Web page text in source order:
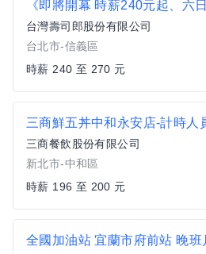
台灣壽司郎股份有限公司
台北市-信義區
時薪 240 至 270 元
三商鮮五丼中和永安店-計時人
三商餐飲股份有限公司
新北市-中和區
時薪 196 至 200 元
全國加油站 宜蘭市府前站 晚班